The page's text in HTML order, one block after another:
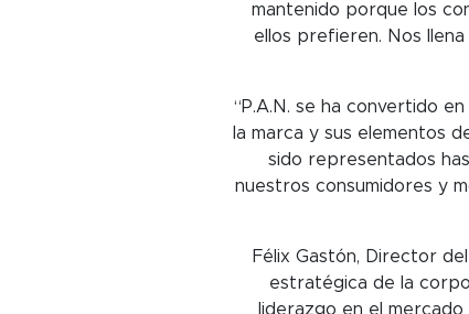
mantenido porque los
ellos prefieren. Nos
“P.A.N. se ha convertido
la marca y sus elementos
sido representados
nuestros consumidores y
Félix Gastón, Director
estratégica de la
liderazgo en el